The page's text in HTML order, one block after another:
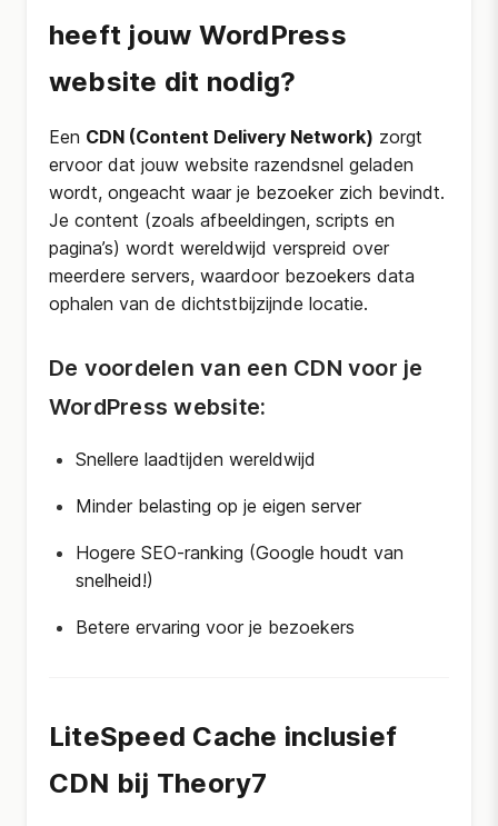
heeft jouw WordPress
website dit nodig?
Een CDN (Content Delivery Network) zorgt
ervoor dat jouw website razendsnel geladen
wordt, ongeacht waar je bezoeker zich bevindt.
Je content (zoals afbeeldingen, scripts en
pagina’s) wordt wereldwijd verspreid over
meerdere servers, waardoor bezoekers data
ophalen van de dichtstbijzijnde locatie.
De voordelen van een CDN voor je
WordPress website:
Snellere laadtijden wereldwijd
Minder belasting op je eigen server
Hogere SEO-ranking (Google houdt van
snelheid!)
Betere ervaring voor je bezoekers
LiteSpeed Cache inclusief
CDN bij Theory7